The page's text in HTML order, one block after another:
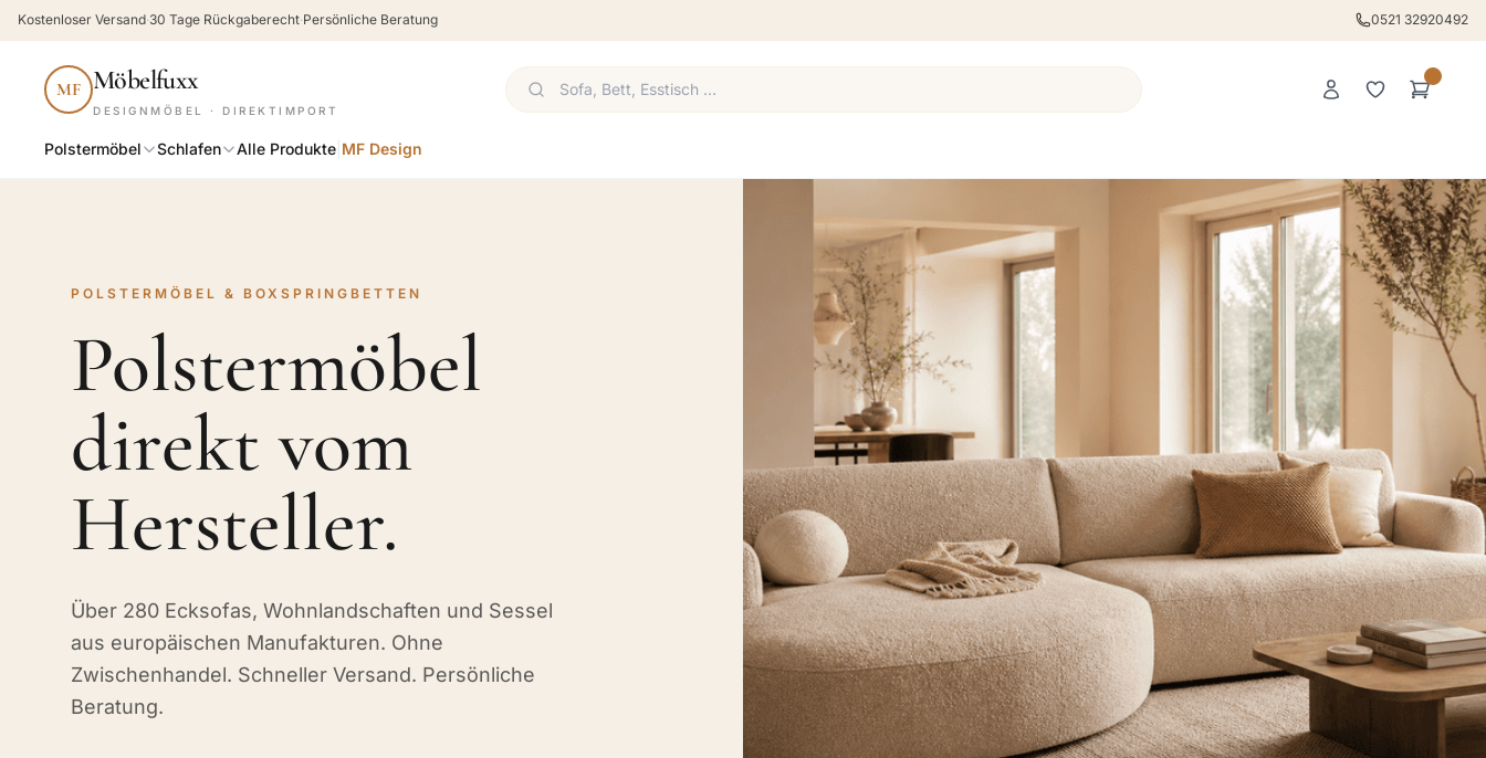
Kostenloser Versand·30 Tage Rückgaberecht·Persönliche Beratung 0521 32920492
MF Möbelfuxx
DESIGNMÖBEL · DIREKTIMPORT
Polstermöbel Schlafen Alle Produkte MF Design
POLSTERMÖBEL & BOXSPRINGBETTEN
Polstermöbel
direkt vom
Hersteller.
Über 280 Ecksofas, Wohnlandschaften und Sessel
aus europäischen Manufakturen. Ohne
Zwischenhandel. Schneller Versand. Persönliche
Beratung.